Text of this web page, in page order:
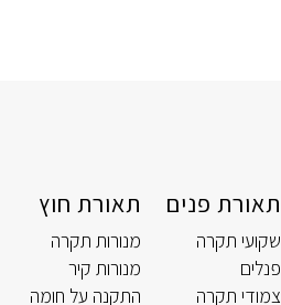
תאורת פנים
שקועי תקרה
פנלים
צמודי תקרה
תאורת חוץ
מנורות תקרה
מנורות קיר
התקנה על חומה